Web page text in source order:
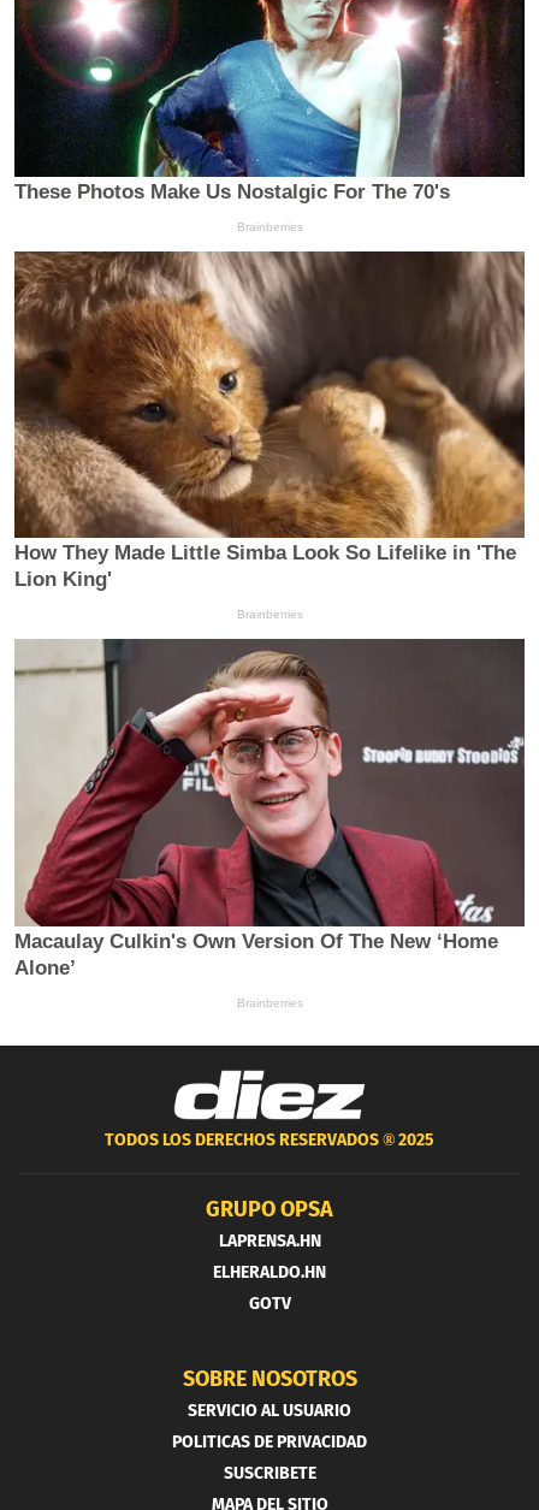
TODOS LOS DERECHOS RESERVADOS ®2025
GRUPO OPSA
LAPRENSA.HN
ELHERALDO.HN
GOTV
SOBRE NOSOTROS
SERVICIO AL USUARIO
POLITICAS DE PRIVACIDAD
SUSCRIBETE
MAPA DEL SITIO